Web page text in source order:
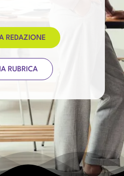
REDAZIONE
RUBRICA